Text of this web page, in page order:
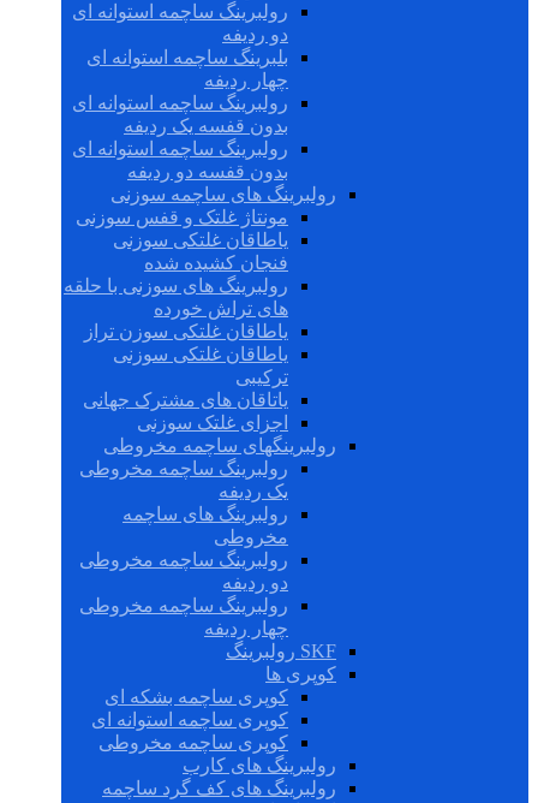
رولبرینگ ساچمه استوانه ای
دو ردیفه
بلبرینگ ساچمه استوانه ای
چهار ردیفه
رولبرینگ ساچمه استوانه ای
بدون قفسه یک ردیفه
رولبرینگ ساچمه استوانه ای
بدون قفسه دو ردیفه
رولبرینگ های ساچمه سوزنی
مونتاژ غلتک و قفس سوزنی
یاطاقان غلتکی سوزنی
فنجان کشیده شده
رولبرینگ های سوزنی با حلقه
های تراش خورده
یاطاقان غلتکی سوزن تراز
یاطاقان غلتکی سوزنی
ترکیبی
یاتاقان های مشترک جهانی
اجزای غلتک سوزنی
رولبرینگهای ساچمه مخروطی
رولبرینگ ساچمه مخروطی
یک ردیفه
رولبرینگ های ساچمه
مخروطی
رولبرینگ ساچمه مخروطی
دو ردیفه
رولبرینگ ساچمه مخروطی
چهار ردیفه
SKF رولبرینگ
کوپری ها
کوپری ساچمه بشکه ای
کوپری ساچمه استوانه ای
کوپری ساچمه مخروطی
رولبرینگ های کارب
رولبرینگ های کف گرد ساچمه